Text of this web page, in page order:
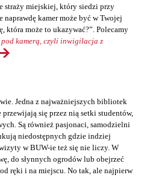
straży miejskiej, który siedzi przy
kamer może być w Twojej
która może to ukazywać?”. Polecamy
pod kamerą, czyli inwigilacja z
Jedna z najważniejszych bibliotek
się przez nią setki studentów,
Są również pasjonaci, samodzielni
niedostępnych gdzie indziej
w BUW-ie też się nie liczy. W
do słynnych ogrodów lub obejrzeć
ręki i na miejscu. No tak, ale najpierw